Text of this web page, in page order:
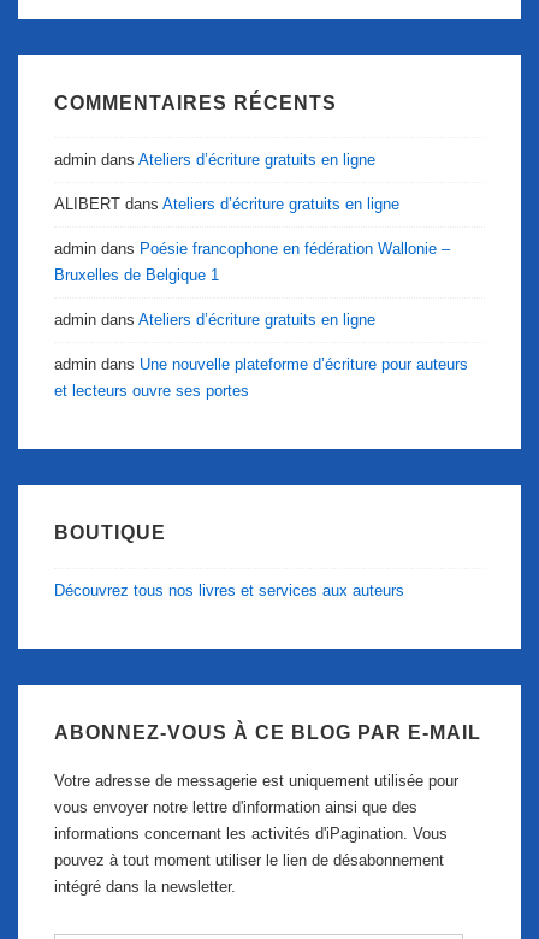
COMMENTAIRES RÉCENTS
admin dans Ateliers d’écriture gratuits en ligne
ALIBERT dans Ateliers d’écriture gratuits en ligne
admin dans Poésie francophone en fédération Wallonie –
Bruxelles de Belgique 1
admin dans Ateliers d’écriture gratuits en ligne
admin dans Une nouvelle plateforme d’écriture pour auteurs
et lecteurs ouvre ses portes
BOUTIQUE
Découvrez tous nos livres et services aux auteurs
ABONNEZ-VOUS À CE BLOG PAR E-MAIL
Votre adresse de messagerie est uniquement utilisée pour
vous envoyer notre lettre d'information ainsi que des
informations concernant les activités d'iPagination. Vous
pouvez à tout moment utiliser le lien de désabonnement
intégré dans la newsletter.